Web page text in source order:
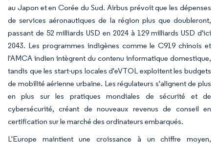
au Japon et en Corée du Sud. Airbus prévoit que les dépenses
de services aéronautiques de la région plus que doubleront,
passant de 52 milliards USD en 2024 à 129 milliards USD d'ici
2043. Les programmes indigènes comme le C919 chinois et
l'AMCA indien intègrent du contenu informatique domestique,
tandis que les start-ups locales d'eVTOL exploitent les budgets
de mobilité aérienne urbaine. Les régulateurs s'alignent de plus
en plus sur les pratiques mondiales de sécurité et de
cybersécurité, créant de nouveaux revenus de conseil en
certification sur le marché des ordinateurs embarqués.
L'Europe maintient une croissance à un chiffre moyen,